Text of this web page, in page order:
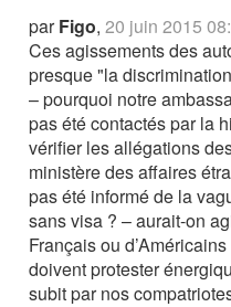
parFigo,20 juin 2015
Ces agissements des
presque "la
– pourquoi notre
pas été contactés par la
vérifier les allégations
ministère des affaires
pas été informé de la
sans visa ? – aurait-on
Français ou
doivent protester
subit par nos